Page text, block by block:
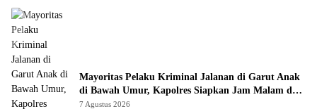
Mayoritas Pelaku Kriminal Jalanan di Garut Anak
di Bawah Umur, Kapolres Siapkan Jam Malam dan
“Police Go to School”
7 Agustus 2026